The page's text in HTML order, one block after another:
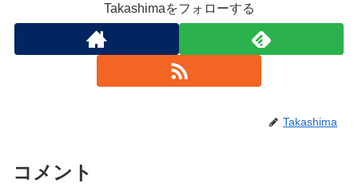
Takashimaをフォローする
Takashima
コメント